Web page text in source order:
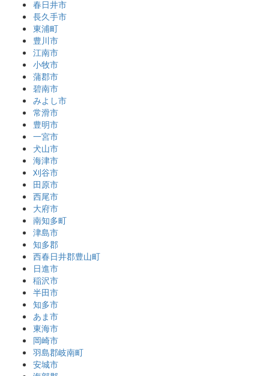
春日井市
長久手市
東浦町
豊川市
江南市
小牧市
蒲郡市
碧南市
みよし市
常滑市
豊明市
一宮市
犬山市
海津市
刈谷市
田原市
西尾市
大府市
南知多町
津島市
知多郡
西春日井郡豊山町
日進市
稲沢市
半田市
知多市
あま市
東海市
岡崎市
羽島郡岐南町
安城市